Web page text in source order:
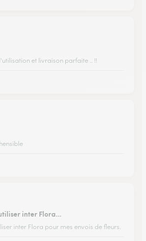
et livraison parfaite .. !!
inter Flora…
inter Flora pour mes envois de fleurs.